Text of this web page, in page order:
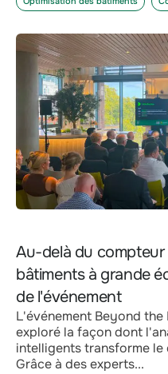
Au-delà du compteur
bâtiments à grande
de l'événement
L'événement Beyond the
exploré la façon dont
intelligents transforme le
Grâce à des experts...